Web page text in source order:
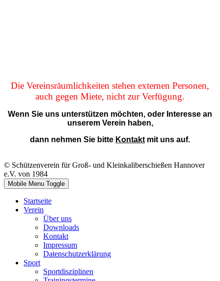
Die Vereinsräumlichkeiten stehen externen Personen,
auch gegen Miete, nicht zur Verfügung.
Wenn Sie uns unterstützen möchten, oder Interesse an
unserem Verein haben,
dann nehmen Sie bitte Kontakt mit uns auf.
© Schützenverein für Groß- und Kleinkaliberschießen Hannover
e.V. von 1984
Mobile Menu Toggle
Startseite
Verein
Über uns
Downloads
Kontakt
Impressum
Datenschutzerklärung
Sport
Sportdisziplinen